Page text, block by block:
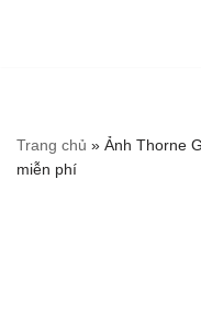
Trang chủ » Ảnh Thorne
miễn phí